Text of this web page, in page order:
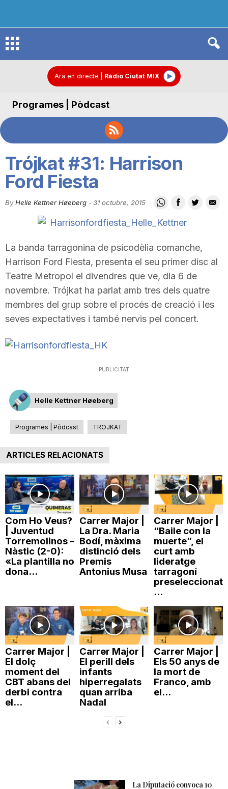
R
d
C
u
t
d
e
a
r
r
g
o
n
Ara en directe Ràdio Ciutat MIX
Programes | Pòdcast
Trójkat #31: Harrison
Ford Fiesta
By Helle Kettner Høeberg -31 octubre, 2015
La banda tarragonina de psicodèlia comanche,
Harrison Ford Fiesta, presenta el seu primer disc al
Teatre Metropol el divendres que ve, dia 6 de
novembre. Trójkat ha parlat amb tres dels quatre
membres del grup sobre el procés de creació i les
seves expectatives i també nervis pel concert.
PUBLICITAT
Helle Kettner Høeberg
Programes | Pòdcast TROJKAT
ARTICLES RELACIONATS
Com Ho Veus?
| Juventud
Torremolinos –
Nàstic (2-0):
«La plantilla no
dona...
Carrer Major |
La Dra. Maria
Bodí, màxima
distinció dels
Premis
Antonius Musa
Carrer Major |
“Baile con la
muerte”, el
curt amb
lideratge
tarragoní
preseleccionat
...
Carrer Major |
El dolç
moment del
CBT abans del
derbi contra
el...
Carrer Major |
El perill dels
infants
hiperregalats
quan arriba
Nadal
Carrer Major |
Els 50 anys de
la mort de
Franco, amb
el...